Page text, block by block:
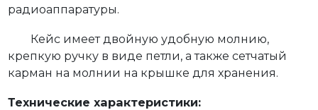
радиоаппаратуры.
Кейс имеет двойную удобную молнию,
крепкую ручку в виде петли, а также сетчатый
карман на молнии на крышке для хранения.
Технические характеристики: